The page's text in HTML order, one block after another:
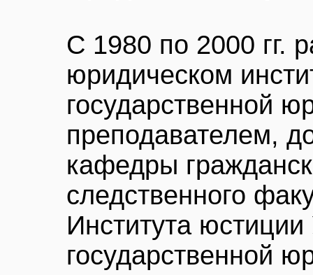
С 1980 по 2000 гг.
юридическом
государственной
преподавателем,
кафедры
следственного
Института юстиции
государственной